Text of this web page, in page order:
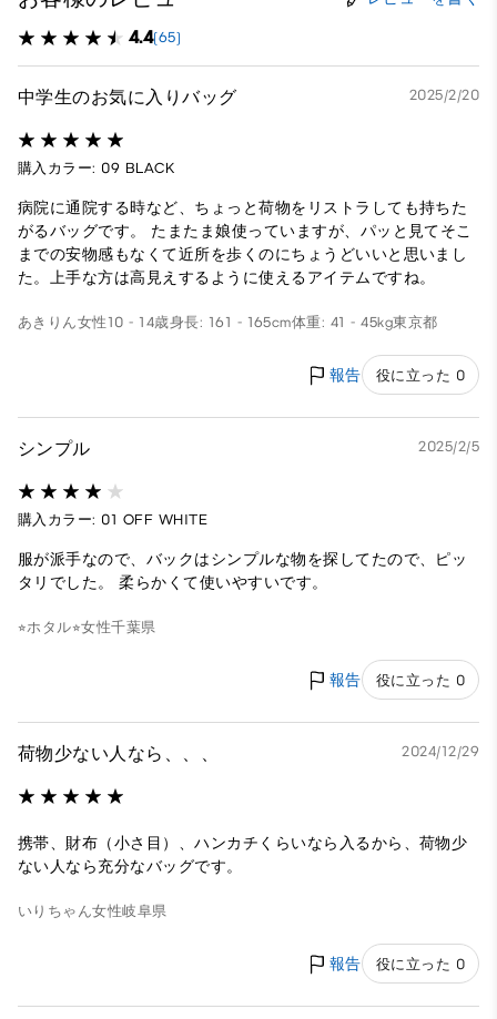
4.4(65)
中学生のお気に入りバッグ 2025/2/20
購入カラー: 09 BLACK
病院に通院する時など、ちょっと荷物をリストラしても持ちた
がるバッグです。 たまたま娘使っていますが、パッと見てそこ
までの安物感もなくて近所を歩くのにちょうどいいと思いまし
た。上手な方は高見えするように使えるアイテムですね。
あきりん女性 10 - 14歳身長: 161 - 165cm体重: 41 - 45kg東京都
報告 役に立った 0
シンプル 2025/2/5
購入カラー: 01 OFF WHITE
服が派手なので、バックはシンプルな物を探してたので、ピッ
タリでした。 柔らかくて使いやすいです。
⭐︎ホタル⭐︎女性千葉県
報告 役に立った 0
荷物少ない人なら、、、 2024/12/29
携帯、財布（小さ目）、ハンカチくらいなら入るから、荷物少
ない人なら充分なバッグです。
いりちゃん女性岐阜県
報告 役に立った 0